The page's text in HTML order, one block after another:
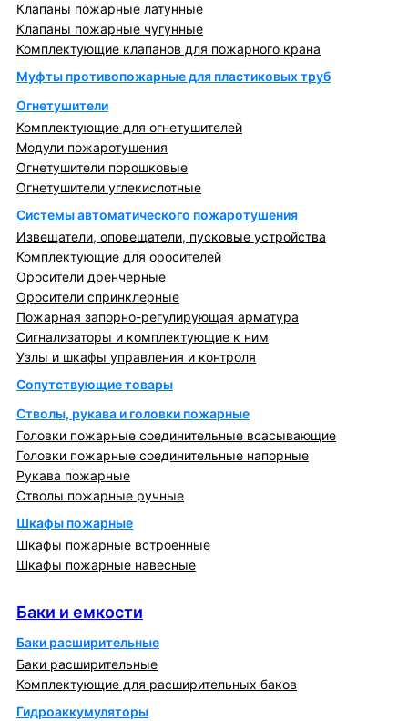
Клапаны пожарные латунные
Клапаны пожарные чугунные
Комплектующие клапанов для пожарного крана
Муфты противопожарные для пластиковых труб
Огнетушители
Комплектующие для огнетушителей
Модули пожаротушения
Огнетушители порошковые
Огнетушители углекислотные
Системы автоматического пожаротушения
Извещатели, оповещатели, пусковые устройства
Комплектующие для оросителей
Оросители дренчерные
Оросители спринклерные
Пожарная запорно-регулирующая арматура
Сигнализаторы и комплектующие к ним
Узлы и шкафы управления и контроля
Сопутствующие товары
Стволы, рукава и головки пожарные
Головки пожарные соединительные всасывающие
Головки пожарные соединительные напорные
Рукава пожарные
Стволы пожарные ручные
Шкафы пожарные
Шкафы пожарные встроенные
Шкафы пожарные навесные
Баки и емкости
Баки расширительные
Баки расширительные
Комплектующие для расширительных баков
Гидроаккумуляторы